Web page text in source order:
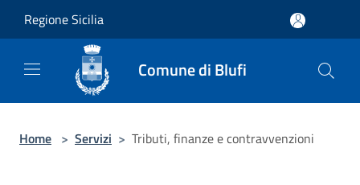
Regione Sicilia
Comune di Blufi
Home > Servizi > Tributi, finanze e contravvenzioni